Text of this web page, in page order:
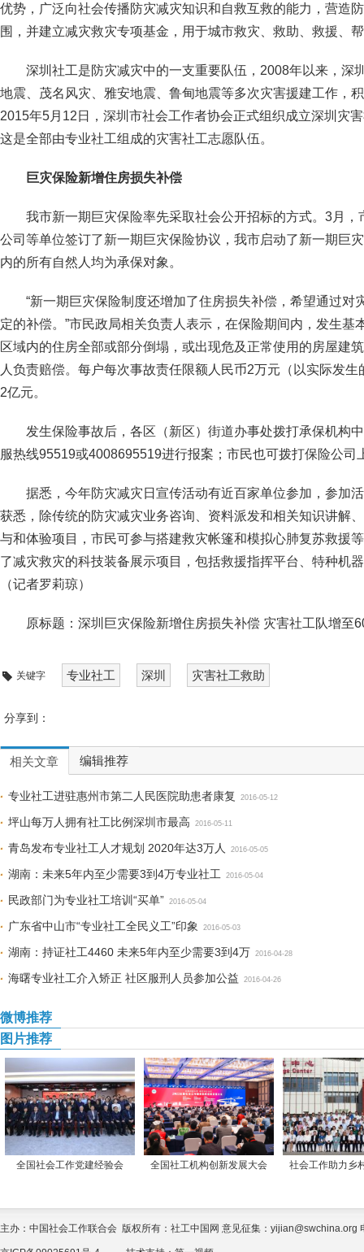
优势，广泛向社会传播防灾减灾知识和自救互救的能力，营造
围，并建立减灾救灾专项基金，用于城市救灾、救助、救援、
深圳社工是防灾减灾中的一支重要队伍，2008年以来，深
地震、茂名风灾、雅安地震、鲁甸地震等多次灾害援建工作，
2015年5月12日，深圳市社会工作者协会正式组织成立深圳灾
这是全部由专业社工组成的灾害社工志愿队伍。
巨灾保险新增住房损失补偿
我市新一期巨灾保险率先采取社会公开招标的方式。3月
公司等单位签订了新一期巨灾保险协议，我市启动了新一期巨
内的所有自然人均为承保对象。
“新一期巨灾保险制度还增加了住房损失补偿，希望通过对
定的补偿。”市民政局相关负责人表示，在保险期间内，发生基
区域内的住房全部或部分倒塌，或出现危及正常使用的房屋建
人负责赔偿。每户每次事故责任限额人民币2万元（以实际发
2亿元。
发生保险事故后，各区（新区）街道办事处拨打承保机构
服热线95519或4008695519进行报案；市民也可拨打保险公司
据悉，今年防灾减灾日宣传活动有近百家单位参加，参加
获悉，除传统的防灾减灾业务咨询、资料派发和相关知识讲解
与和体验项目，市民可参与搭建救灾帐篷和模拟心肺复苏救援
了减灾救灾的科技装备展示项目，包括救援指挥平台、特种机
（记者罗莉琼）
原标题：深圳巨灾保险新增住房损失补偿 灾害社工队增至
关键字 专业社工 深圳 灾害社工救助
分享到：
相关文章 编辑推荐
专业社工进驻惠州市第二人民医院助患者康复 2016-05-12
坪山每万人拥有社工比例深圳市最高 2016-05-11
青岛发布专业社工人才规划 2020年达3万人 2016-05-05
湖南：未来5年内至少需要3到4万专业社工 2016-05-04
民政部门为专业社工培训“买单” 2016-05-04
广东省中山市“专业社工全民义工”印象 2016-05-03
湖南：持证社工4460 未来5年内至少需要3到4万 2016-04-28
海曙专业社工介入矫正 社区服刑人员参加公益 2016-04-26
微博推荐
图片推荐
全国社会工作党建经验会 全国社工机构创新发展大会 社会工作助力乡
主办：中国社会工作联合会 版权所有：社工中国网 意见征集：yijian@swchina.org